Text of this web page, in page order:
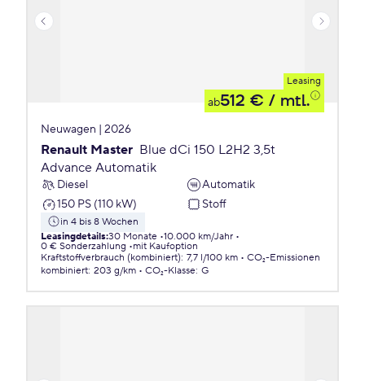
Leasing
ab512 € / mtl.
Neuwagen | 2026
Renault Master Blue dCi 150 L2H2 3,5t
Advance Automatik
Diesel
Automatik
150 PS (110 kW)
Stoff
in 4 bis 8 Wochen
Leasingdetails:30 Monate 10.000 km/Jahr
0 € Sonderzahlung
mit Kaufoption
Kraftstoffverbrauch (kombiniert): 7,7 l/100 km
CO₂-Emissionen
kombiniert: 203 g/km CO₂-Klasse: G